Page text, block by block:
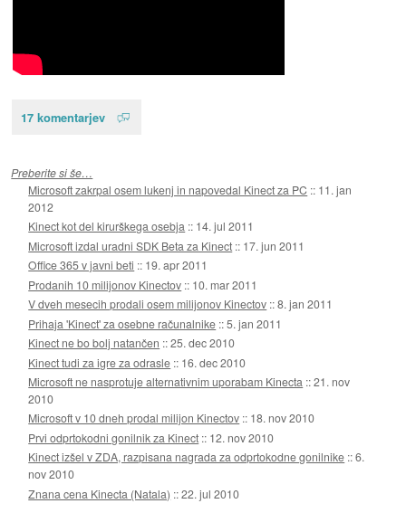
17 komentarjev
Preberite si še…
Microsoft zakrpal osem lukenj in napovedal Kinect za PC :: 11. jan
2012
Kinect kot del kirurškega osebja :: 14. jul 2011
Microsoft izdal uradni SDK Beta za Kinect :: 17. jun 2011
Office 365 v javni beti :: 19. apr 2011
Prodanih 10 milijonov Kinectov :: 10. mar 2011
V dveh mesecih prodali osem milijonov Kinectov ::8. jan 2011
Prihaja 'Kinect' za osebne računalnike ::5. jan 2011
Kinect ne bo bolj natančen ::25. dec 2010
Kinect tudi za igre za odrasle :: 16. dec 2010
Microsoft ne nasprotuje alternativnim uporabam Kinecta ::21. nov
2010
Microsoft v 10 dneh prodal milijon Kinectov :: 18. nov 2010
Prvi odprtokodni gonilnik za Kinect :: 12. nov 2010
Kinect izšel v ZDA, razpisana nagrada za odprtokodne gonilnike ::6.
nov 2010
Znana cena Kinecta (Natala) ::22. jul 2010